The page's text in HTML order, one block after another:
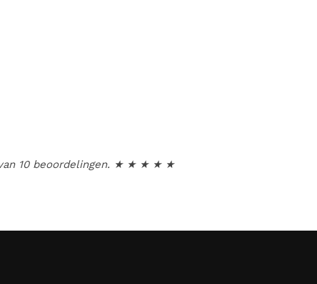
10beoordelingen. ★ ★ ★ ★ ★